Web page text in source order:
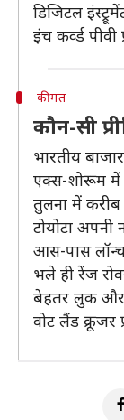
डिजिटल
इंच कर्व्ड
कीमत
कौन-सी
भारतीय
एक्स-शोरूम में
तुलना में
टोयोटा
आस-पास
भले ही रेंज
बेहतर लुक और
वोट लैंड क्रूजर